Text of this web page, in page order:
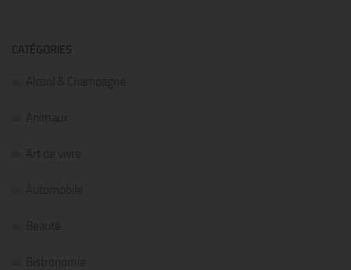
CATÉGORIES
Alcool & Champagne
Animaux
Art de vivre
Automobile
Beauté
Bistronomie